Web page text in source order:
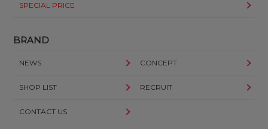
SPECIAL PRICE
BRAND
NEWS CONCEPT
SHOP LIST RECRUIT
CONTACT US